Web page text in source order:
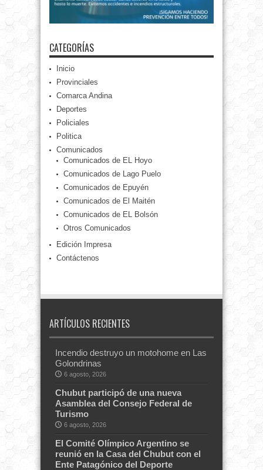
CATEGORÍAS
Inicio
Provinciales
Comarca Andina
Deportes
Policiales
Politica
Comunicados
Comunicados de EL Hoyo
Comunicados de Lago Puelo
Comunicados de Epuyén
Comunicados de El Maitén
Comunicados de EL Bolsón
Otros Comunicados
Edición Impresa
Contáctenos
ARTÍCULOS RECIENTES
Incendio destruyo un motohome en Las
Golondrinas
6 agosto, 2026
Chubut participó de una nueva
Asamblea del Consejo Federal de
Turismo
6 agosto, 2026
El Comité Olímpico Argentino se
reunió en la Casa del Chubut con el
Ente Patagónico del Deporte